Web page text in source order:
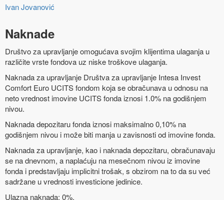
Ivan Jovanović
Naknade
Društvo za upravljanje omogućava svojim klijentima ulaganja u
različite vrste fondova uz niske troškove ulaganja.
Naknada za upravljanje Društva za upravljanje Intesa Invest
Comfort Euro UCITS fondom koja se obračunava u odnosu na
neto vrednost imovine UCITS fonda iznosi 1.0% na godišnjem
nivou.
Naknada depozitaru fonda iznosi maksimalno 0,10% na
godišnjem nivou i može biti manja u zavisnosti od imovine fonda.
Naknada za upravljanje, kao i naknada depozitaru, obračunavaju
se na dnevnom, a naplaćuju na mesečnom nivou iz imovine
fonda i predstavljaju implicitni trošak, s obzirom na to da su već
sadržane u vrednosti investicione jedinice.
Ulazna naknada: 0%.